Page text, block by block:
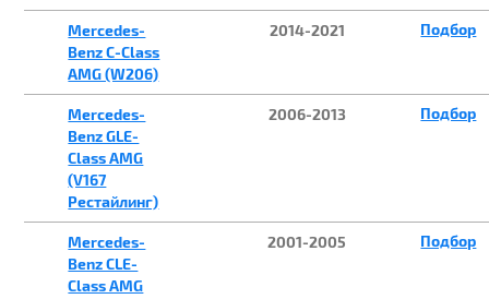
Mercedes-
Benz C-Class
AMG (W206)
2014-2021 Подбор
Mercedes-
Benz GLE-
Class AMG
(V167
Рестайлинг)
2006-2013 Подбор
Mercedes-
Benz CLE-
Class AMG
2001-2005 Подбор